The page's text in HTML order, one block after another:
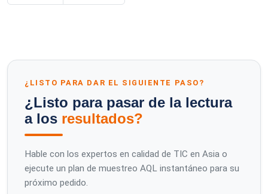
¿LISTO PARA DAR EL SIGUIENTE PASO?
¿Listo para pasar de la lectura
a los resultados?
Hable con los expertos en calidad de TIC en Asia o
ejecute un plan de muestreo AQL instantáneo para su
próximo pedido.